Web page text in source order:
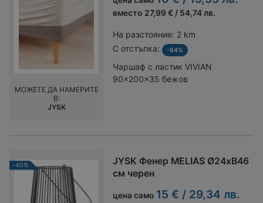
вместо 27,99 € / 54,74 лв.
На разстояние: 2 km
С отстъпка:
-64%
Чаршаф с ластик VIVIAN
90x200x35 бежов
МОЖЕТЕ ДА НАМЕРИТЕ
В:
JYSK
-40%
JYSK Фенер MELIAS Ø24xВ46
см черен
цена само 15 € / 29,34 лв.